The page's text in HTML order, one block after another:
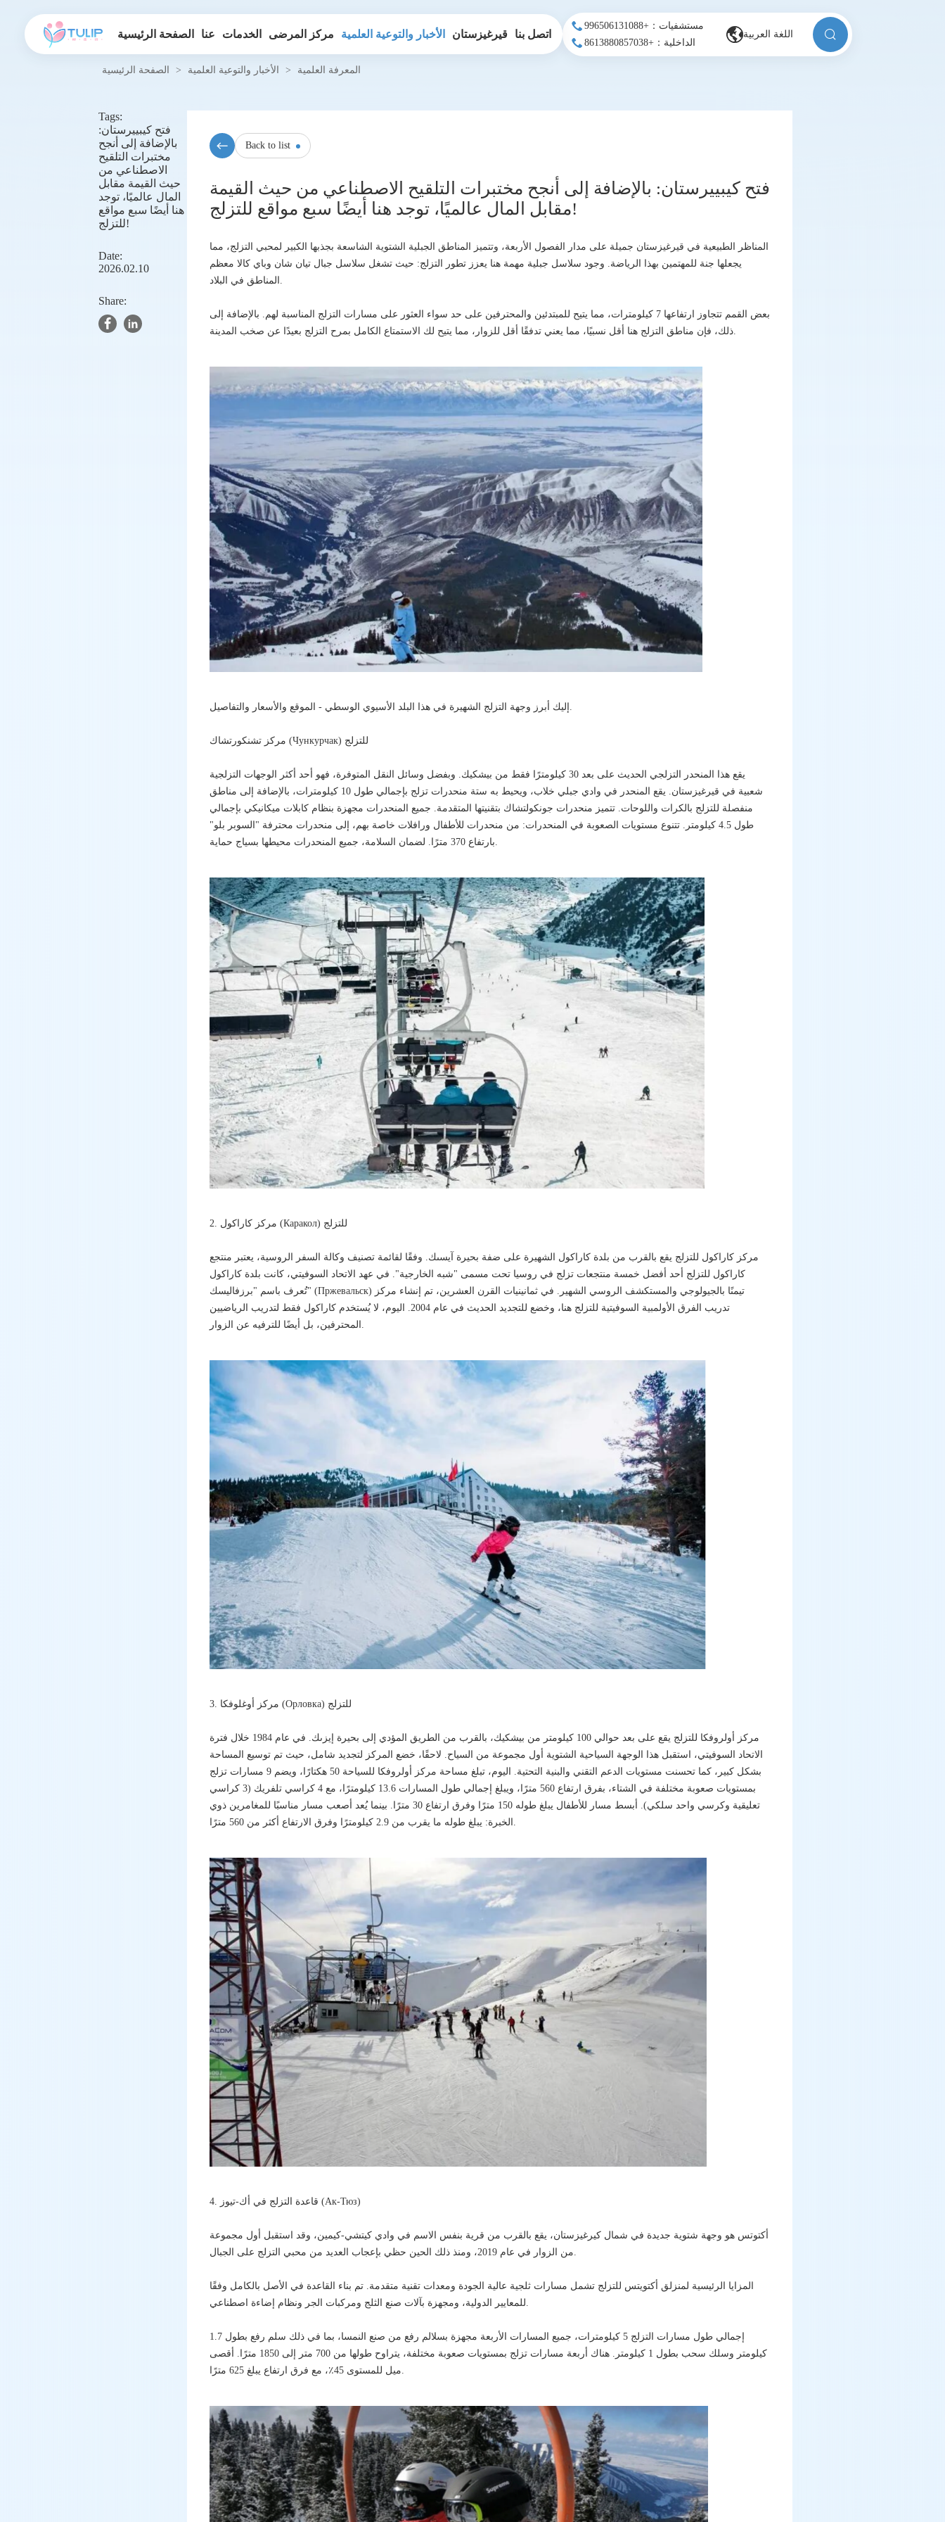
الصفحة الرئيسية عنا الخدمات مركز المرضى الأخبار والتوعية العلمية قيرغيزستان اتصل بنا
مستشفيات：+996506131088
الداخلية：+8613880857038
اللغة العربية
الصفحة الرئيسية > الأخبار والتوعية العلمية > المعرفة العلمية
Tags:
فتح كيبييرستان:
بالإضافة إلى أنجح
مختبرات التلقيح
الاصطناعي من
حيث القيمة مقابل
المال عالميًا، توجد
هنا أيضًا سبع مواقع
للتزلج!
Date:
2026.02.10
Share:
Back to list
فتح كيبييرستان: بالإضافة إلى أنجح مختبرات التلقيح الاصطناعي من حيث القيمة
مقابل المال عالميًا، توجد هنا أيضًا سبع مواقع للتزلج!
المناظر الطبيعية في قيرغيزستان جميلة على مدار الفصول الأربعة، وتتميز المناطق الجبلية الشتوية الشاسعة بجذبها الكبير لمحبي التزلج، مما
يجعلها جنة للمهتمين بهذا الرياضة. وجود سلاسل جبلية مهمة هنا يعزز تطور التزلج: حيث تشغل سلاسل جبال تيان شان وباي كالا معظم
المناطق في البلاد.
بعض القمم تتجاوز ارتفاعها 7 كيلومترات، مما يتيح للمبتدئين والمحترفين على حد سواء العثور على مسارات التزلج المناسبة لهم. بالإضافة إلى
ذلك، فإن مناطق التزلج هنا أقل نسبيًا، مما يعني تدفقًا أقل للزوار، مما يتيح لك الاستمتاع الكامل بمرح التزلج بعيدًا عن صخب المدينة.
مركز تشنكورتشاك (Чункурчак) للتزلج
يقع هذا المنحدر التزلجي الحديث على بعد 30 كيلومترًا فقط من بيشكيك. وبفضل وسائل النقل المتوفرة، فهو أحد أكثر الوجهات التزلجية
شعبية في قيرغيزستان. يقع المنحدر في وادي جبلي خلاب، ويحيط به ستة منحدرات تزلج بإجمالي طول 10 كيلومترات، بالإضافة إلى مناطق
منفصلة للتزلج بالكرات واللوحات. تتميز منحدرات جونكولتشاك بتقنيتها المتقدمة. جميع المنحدرات مجهزة بنظام كابلات ميكانيكي بإجمالي
طول 4.5 كيلومتر. تتنوع مستويات الصعوبة في المنحدرات: من منحدرات للأطفال ورافلات خاصة بهم، إلى منحدرات محترفة "السوبر بلو"
2. مركز كاراكول (Каракол) للتزلج
مركز كاراكول للتزلج يقع بالقرب من بلدة كاراكول الشهيرة على ضفة بحيرة آيسىك. وفقًا لقائمة تصنيف وكالة السفر الروسية، يعتبر منتجع
كاراكول للتزلج أحد أفضل خمسة منتجعات تزلج في روسيا تحت مسمى "شبه الخارجية". في عهد الاتحاد السوفيتي، كانت بلدة كاراكول
تُعرف باسم "برزفاليسك" (Пржевальск) تيمنًا بالجيولوجي والمستكشف الروسي الشهير. في ثمانينيات القرن العشرين، تم إنشاء مركز
تدريب الفرق الأولمبية السوفيتية للتزلج هنا، وخضع للتجديد الحديث في عام 2004. اليوم، لا يُستخدم كاراكول فقط لتدريب الرياضيين
3. مركز أوغلوفكا (Орловка) للتزلج
مركز أولروفكا للتزلج يقع على بعد حوالي 100 كيلومتر من بيشكيك، بالقرب من الطريق المؤدي إلى بحيرة إيزىك. في عام 1984 خلال فترة
الاتحاد السوفيتي، استقبل هذا الوجهة السياحية الشتوية أول مجموعة من السياح. لاحقًا، خضع المركز لتجديد شامل، حيث تم توسيع المساحة
بشكل كبير، كما تحسنت مستويات الدعم التقني والبنية التحتية. اليوم، تبلغ مساحة مركز أولروفكا للسياحة 50 هكتارًا، ويضم 9 مسارات تزلج
بمستويات صعوبة مختلفة في الشتاء، بفرق ارتفاع 560 مترًا، ويبلغ إجمالي طول المسارات 13.6 كيلومترًا، مع 4 كراسي تلفريك (3 كراسي
تعليقية وكرسي واحد سلكي). أبسط مسار للأطفال يبلغ طوله 150 مترًا وفرق ارتفاع 30 مترًا. بينما يُعد أصعب مسار مناسبًا للمغامرين ذوي
الخبرة: يبلغ طوله ما يقرب من 2.9 كيلومترًا وفرق الارتفاع أكثر من 560 مترًا.
4. قاعدة التزلج في أك-تيوز (Ак-Тюз)
أكتوتس هو وجهة شتوية جديدة في شمال كيرغيزستان، يقع بالقرب من قرية بنفس الاسم في وادي كيتشي-كيمين، وقد استقبل أول مجموعة
المزايا الرئيسية لمنزلق أكتويتس للتزلج تشمل مسارات ثلجية عالية الجودة ومعدات تقنية متقدمة. تم بناء القاعدة في الأصل بالكامل وفقًا
إجمالي طول مسارات التزلج 5 كيلومترات، جميع المسارات الأربعة مجهزة بسلالم رفع من صنع النمسا، بما في ذلك سلم رفع بطول 1.7
كيلومتر وسلك سحب بطول 1 كيلومتر. هناك أربعة مسارات تزلج بمستويات صعوبة مختلفة، يتراوح طولها من 700 متر إلى 1850 مترًا. أقصى